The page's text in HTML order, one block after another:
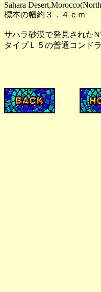
Sahara
標本の幅約３．４ｃｍ
サハラ砂漠で発見された
タイプＬ５の普通コンド